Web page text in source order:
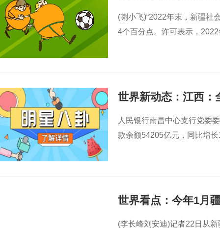
金融指标增势良好
(喇小飞)“2022年末，新疆社
4个百分点。许可表示，
世界新动态：江西：
人民银行南昌中心支行党委
款余额54205亿元，同比增
世界看点：今年1月
(李长峰刘安迪)记者22日从